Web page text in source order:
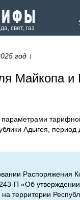
свет, газ
год ↓
Майкопа и
Адыгея, период
Распоряжения
П «Об
территории